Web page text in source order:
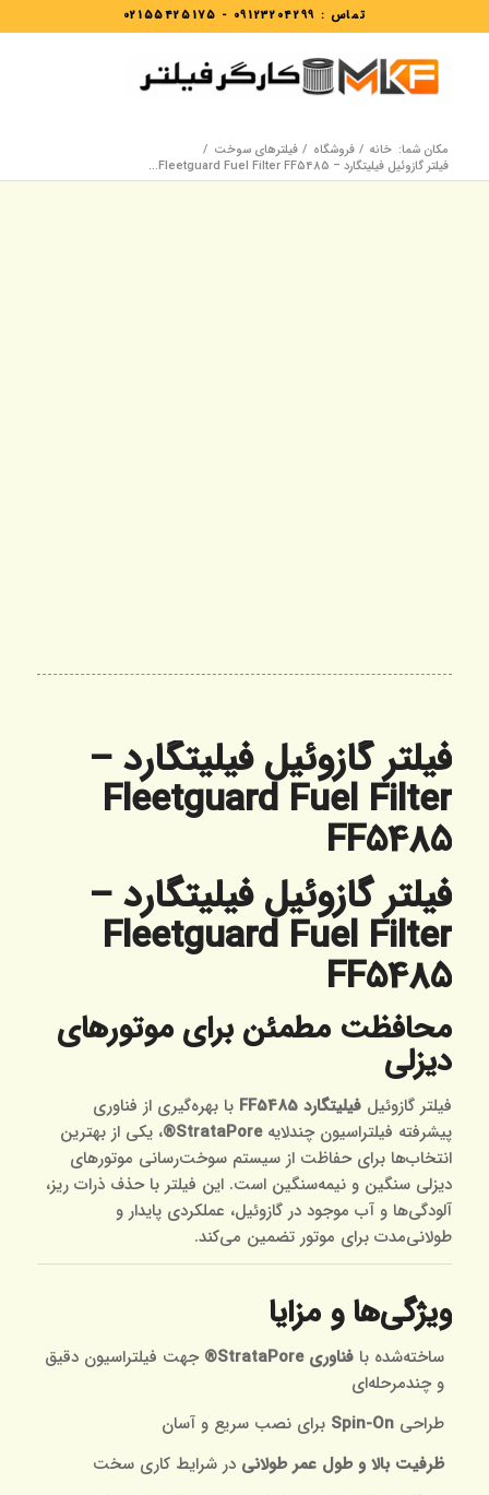
تماس : 09123204299
-
02155425175
مکان شما: خانه / فروشگاه / فیلترهای سوخت /
فیلتر گازوئیل فیلیتگارد – Fleetguard Fuel Filter FF5485...
فیلتر گازوئیل فیلیتگارد –
Fleetguard Fuel Filter
FF5485
فیلتر گازوئیل فیلیتگارد –
Fleetguard Fuel Filter
FF5485
محافظت مطمئن برای موتورهای
دیزلی
فیلتر گازوئیل فیلیتگارد FF5485
با بهره‌گیری از فناوری
پیشرفته فیلتراسیون چندلایهStrataPore® ، یکی از بهترین
انتخاب‌ها برای حفاظت از سیستم سوخت‌رسانی موتورهای
دیزلی سنگین و نیمه‌سنگین است. این فیلتر با حذف ذرات ریز،
آلودگی‌ها و آب موجود در گازوئیل، عملکردی پایدار و
طولانی‌مدت برای موتور تضمین می‌کند.
ویژگی‌ها و مزایا
ساخته‌شده با فناوری StrataPore®
جهت فیلتراسیون دقیق
و چندمرحله‌ای
طراحی Spin-On برای نصب سریع و آسان
ظرفیت بالا و طول عمر طولانی در شرایط کاری سخت